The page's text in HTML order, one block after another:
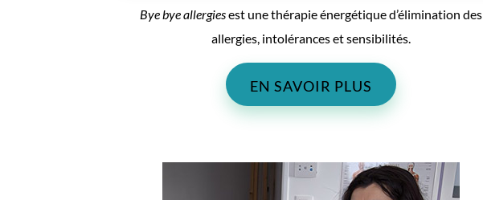
Bye bye allergiesest une thérapie énergétique d’élimination des
allergies, intolérances et sensibilités.
EN SAVOIR PLUS